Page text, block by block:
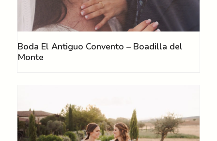
Boda El Antiguo Convento – Boadilla del
Monte